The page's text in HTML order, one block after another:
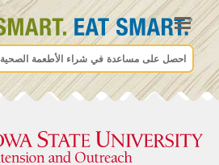
احصل على مساعدة في شراء الأطعمة الصحية